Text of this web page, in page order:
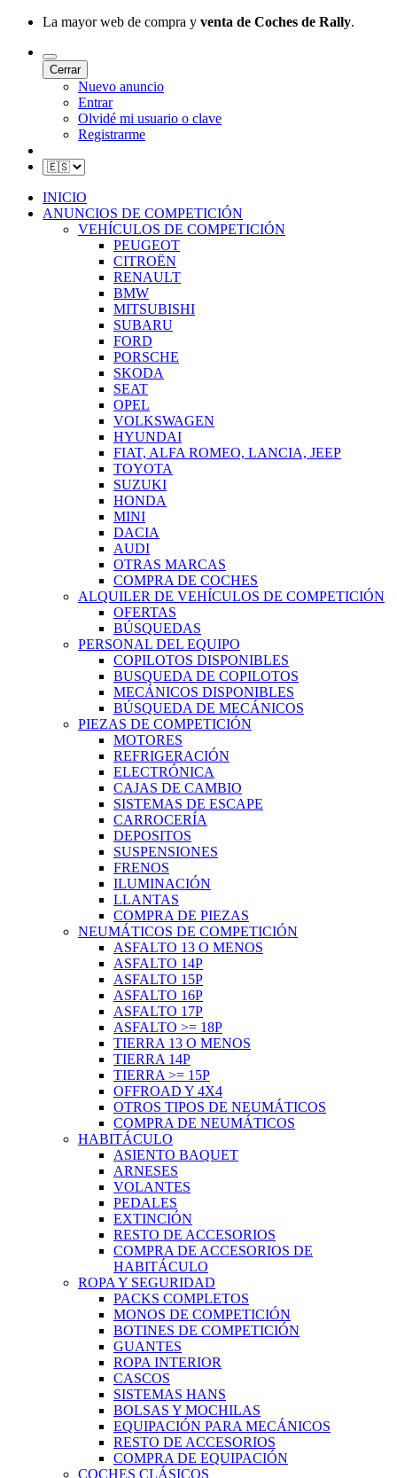
La mayor web de compra y venta de Coches de Rally.
Cerrar
Nuevo anuncio
Entrar
Olvidé mi usuario o clave
Registrarme
INICIO
ANUNCIOS DE COMPETICIÓN
VEHÍCULOS DE COMPETICIÓN
PEUGEOT
CITROËN
RENAULT
BMW
MITSUBISHI
SUBARU
FORD
PORSCHE
SKODA
SEAT
OPEL
VOLKSWAGEN
HYUNDAI
FIAT, ALFA ROMEO, LANCIA, JEEP
TOYOTA
SUZUKI
HONDA
MINI
DACIA
AUDI
OTRAS MARCAS
COMPRA DE COCHES
ALQUILER DE VEHÍCULOS DE COMPETICIÓN
OFERTAS
BÚSQUEDAS
PERSONAL DEL EQUIPO
COPILOTOS DISPONIBLES
BUSQUEDA DE COPILOTOS
MECÁNICOS DISPONIBLES
BÚSQUEDA DE MECÁNICOS
PIEZAS DE COMPETICIÓN
MOTORES
REFRIGERACIÓN
ELECTRÓNICA
CAJAS DE CAMBIO
SISTEMAS DE ESCAPE
CARROCERÍA
DEPOSITOS
SUSPENSIONES
FRENOS
ILUMINACIÓN
LLANTAS
COMPRA DE PIEZAS
NEUMÁTICOS DE COMPETICIÓN
ASFALTO 13 O MENOS
ASFALTO 14P
ASFALTO 15P
ASFALTO 16P
ASFALTO 17P
ASFALTO >= 18P
TIERRA 13 O MENOS
TIERRA 14P
TIERRA >= 15P
OFFROAD Y 4X4
OTROS TIPOS DE NEUMÁTICOS
COMPRA DE NEUMÁTICOS
HABITÁCULO
ASIENTO BAQUET
ARNESES
VOLANTES
PEDALES
EXTINCIÓN
RESTO DE ACCESORIOS
COMPRA DE ACCESORIOS DE
HABITÁCULO
ROPA Y SEGURIDAD
PACKS COMPLETOS
MONOS DE COMPETICIÓN
BOTINES DE COMPETICIÓN
GUANTES
ROPA INTERIOR
CASCOS
SISTEMAS HANS
BOLSAS Y MOCHILAS
EQUIPACIÓN PARA MECÁNICOS
RESTO DE ACCESORIOS
COMPRA DE EQUIPACIÓN
COCHES CLÁSICOS